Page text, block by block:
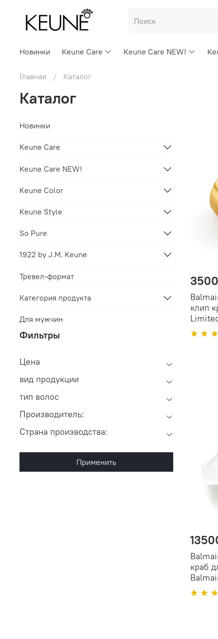
Новинки Keune Care Keune Care NEW!
Главная Каталог
Каталог
клип
краб
Новинки
Keune Care
Keune Care NEW!
Keune Color
Keune Style
So Pure
1922 by J.M. Keune
Тревел-формат
Категория продукта
Для мужчин
Фильтры
Цена
вид продукции
тип волос
Производитель:
Cтрана производства:
Применить